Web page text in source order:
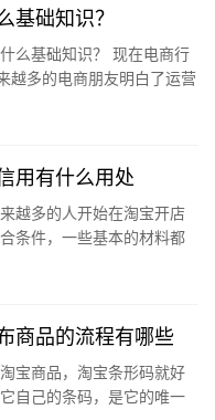
基础知识？
么基础知识？ 现在电商行
越多的电商朋友明白了运营
用有什么用处
越多的人开始在淘宝开店
条件，一些基本的材料都
商品的流程有哪些
宝商品，淘宝条形码就好
自己的条码，是它的唯一